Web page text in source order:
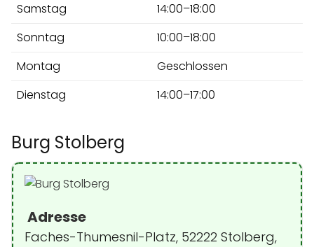
Samstag
14:00–18:00
Sonntag
10:00–18:00
Montag
Geschlossen
Dienstag
14:00–17:00
Burg Stolberg
Adresse
Faches-Thumesnil-Platz, 52222 Stolberg,